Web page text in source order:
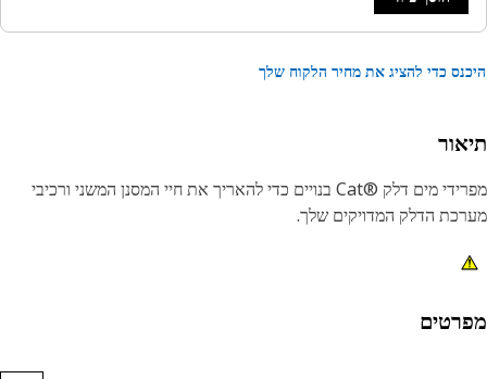
כדי להציג את מחיר הלקוח שלך
מפרידי מים דלק Cat®‎‎ בנויים כדי להאריך את חיי המסנן המשני ורכיבי
הדלק המדויקים שלך.